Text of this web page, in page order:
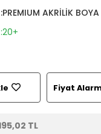
:PREMIUM AKRİLİK
:20+
Fiyat
TL